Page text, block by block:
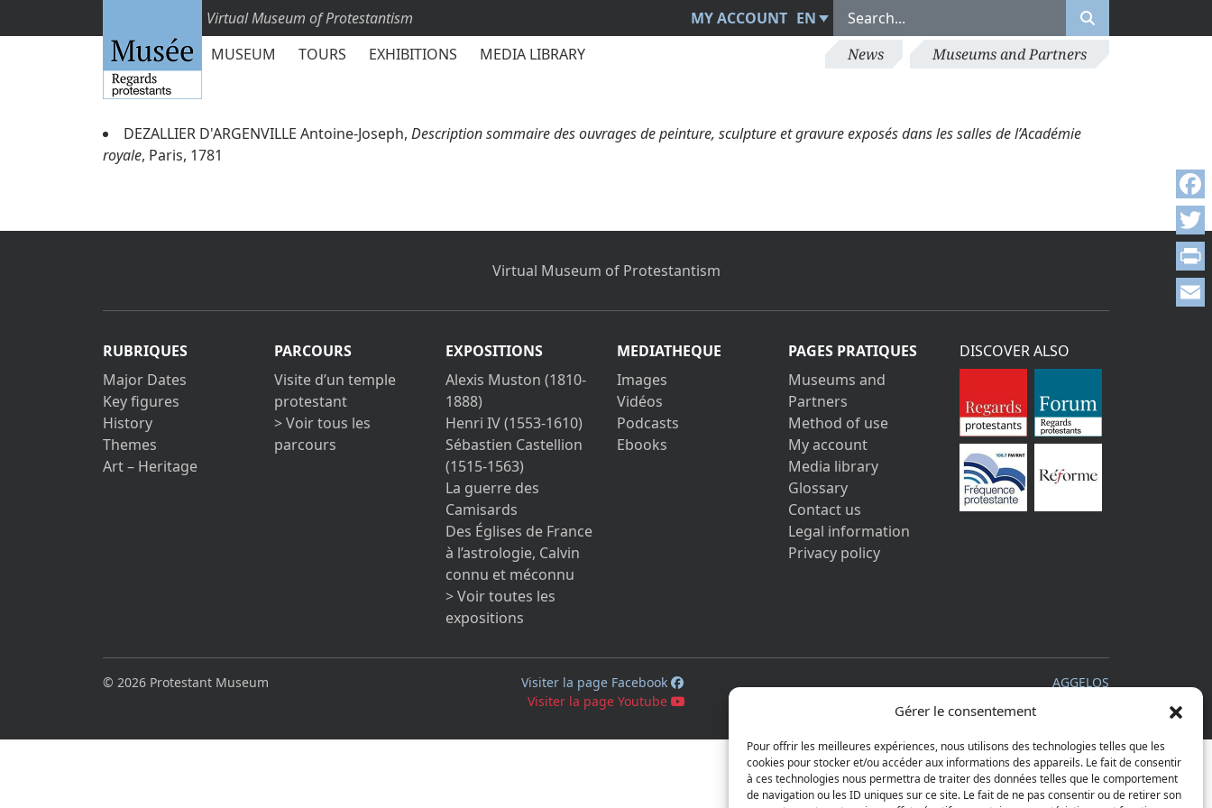
Gérer le consentement
Pour offrir les meilleures expériences, nous utilisons des technologies telles que les
cookies pour stocker et/ou accéder aux informations des appareils. Le fait de consentir
à ces technologies nous permettra de traiter des données telles que le comportement
de navigation ou les ID uniques sur ce site. Le fait de ne pas consentir ou de retirer son
Virtual Museum of Protestantism MY ACCOUNT EN
MUSEUM
TOURS EXHIBITIONS MEDIA LIBRARY News Museums and Partners
DEZALLIER D'ARGENVILLE Antoine-Joseph, Description sommaire des ouvrages de peinture, sculpture et gravure exposés dans les salles de l’Académie
royale, Paris, 1781
Virtual Museum of Protestantism
RUBRIQUES
Major Dates
Key figures
History
Themes
Art – Heritage
PARCOURS
Visite d’un temple
protestant
> Voir tous les
parcours
EXPOSITIONS
Alexis Muston (1810-
1888)
Henri IV (1553-1610)
Sébastien Castellion
(1515-1563)
La guerre des
Camisards
Des Églises de France
à l’astrologie, Calvin
connu et méconnu
> Voir toutes les
expositions
MEDIATHEQUE
Images
Vidéos
Podcasts
Ebooks
PAGES PRATIQUES
Museums and
Partners
Method of use
My account
Media library
Glossary
Contact us
Legal information
Privacy policy
DISCOVER ALSO
© 2026 Protestant Museum
Visiter la page Facebook
Visiter la page Youtube
AGGELOS
Print